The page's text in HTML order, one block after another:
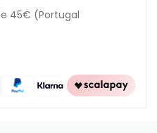
45€ (Portugal